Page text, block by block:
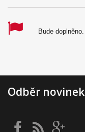
Bude doplněno.
Odběr novinek